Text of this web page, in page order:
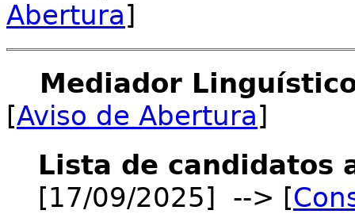
Abertura]
Mediador
[Aviso de Abertura]
Lista de candidatos
[17/09/2025] --> [